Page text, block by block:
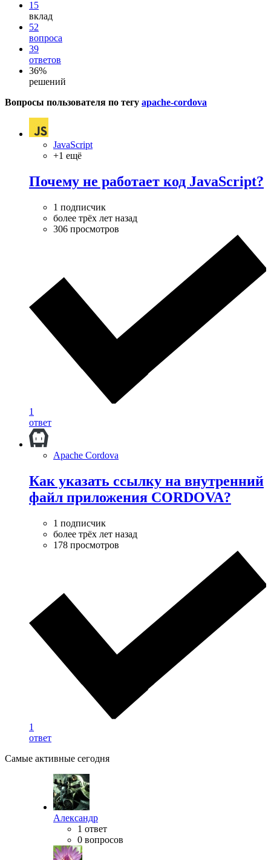
15
вклад
52
вопроса
39
ответов
36%
решений
Вопросы пользователя по тегу apache-cordova
JavaScript
+1 ещё
Почему не работает код JavaScript?
1 подписчик
более трёх лет назад
306 просмотров
1
ответ
Apache Cordova
Как указать ссылку на внутренний
файл приложения CORDOVA?
1 подписчик
более трёх лет назад
178 просмотров
1
ответ
Самые активные сегодня
Александр
1 ответ
0 вопросов